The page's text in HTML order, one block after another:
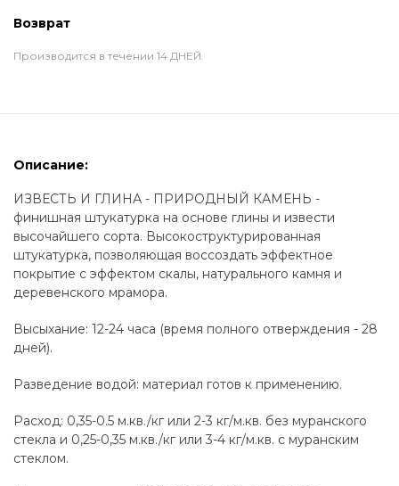
Возврат
Производится в течении 14 ДНЕЙ.
Описание:
ИЗВЕСТЬ И ГЛИНА - ПРИРОДНЫЙ КАМЕНЬ -
финишная штукатурка на основе глины и извести
высочайшего сорта. Высокоструктурированная
штукатурка, позволяющая воссоздать эффектное
покрытие с эффектом скалы, натурального камня и
деревенского мрамора.
Высыхание: 12-24 часа (время полного отверждения - 28
дней).
Разведение водой: материал готов к применению.
Расход: 0,35-0.5 м.кв./кг или 2-3 кг/м.кв. без муранского
стекла и 0,25-0,35 м.кв./кг или 3-4 кг/м.кв. с муранским
стеклом.